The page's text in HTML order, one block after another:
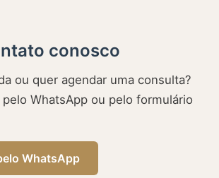
conosco
ou quer agendar uma consulta?
WhatsApp ou pelo formulário
WhatsApp